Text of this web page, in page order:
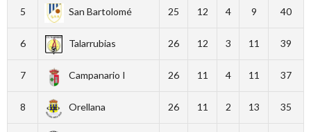
5 San Bartolomé 25 12 4 9 40
6 Talarrubias 26 12 3 11 39
7 Campanario I 26 11 4 11 37
8 Orellana 26 11 2 13 35